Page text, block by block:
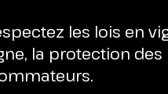
les lois en
la protection des